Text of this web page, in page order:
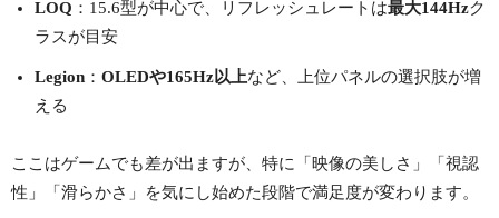
LOQ ：15.6型が中心で、リフレッシュレートは最大144Hzク
ラスが目安
Legion ： OLEDや165Hz以上など、上位パネルの選択肢が増
える
ここはゲームでも差が出ますが、特に「映像の美しさ」「視認
性」「滑らかさ」を気にし始めた段階で満足度が変わります。